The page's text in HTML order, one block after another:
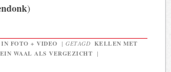
)
FOTO + VIDEO |GETAGD KELLEN MET
WAAL ALS VERGEZICHT |